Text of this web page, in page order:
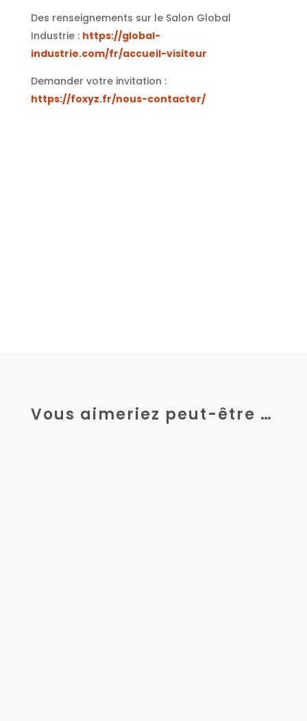
Des renseignements sur le Salon Global
Industrie : https://global-
industrie.com/fr/accueil-visiteur
Demander votre invitation :
https://foxyz.fr/nous-contacter/
Vous aimeriez peut-être …